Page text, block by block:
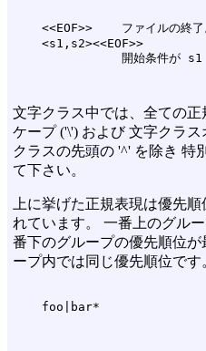
<<EOF>>    ファイルの終了
    <s1,s2><<EOF>>
文字クラス中では、全ての
ケープ ('\') および 文字クラ
クラスの先頭の '^' を除き 特
て下さい。
上に挙げた正規表現は優先
れています。 一番上のグル
番下のグループの優先順位
ープ内では同じ優先順位です